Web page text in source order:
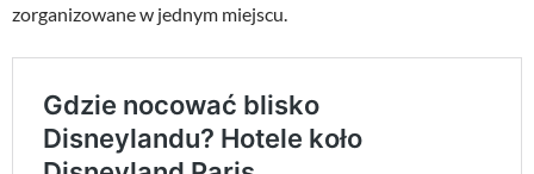
zorganizowane w jednym miejscu.